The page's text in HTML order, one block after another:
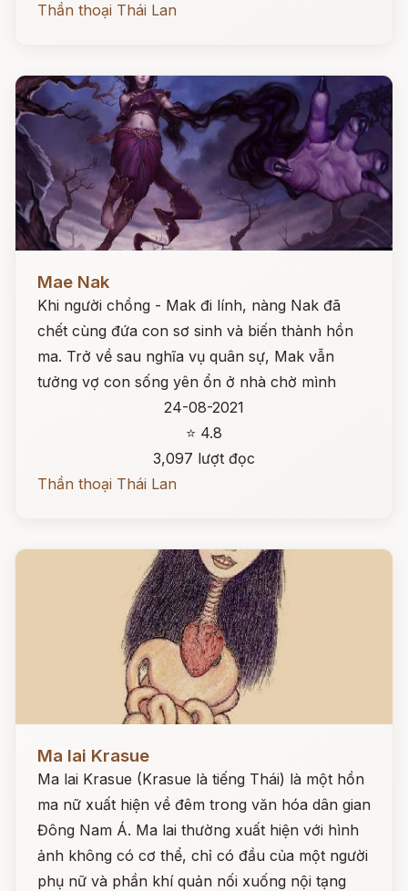
Thần thoại Thái Lan
Mae Nak
Khi người chồng - Mak đi lính, nàng Nak đã
chết cùng đứa con sơ sinh và biến thành hồn
ma. Trở về sau nghĩa vụ quân sự, Mak vẫn
tưởng vợ con sống yên ổn ở nhà chờ mình
24-08-2021
⭐ 4.8
3,097 lượt đọc
Thần thoại Thái Lan
Ma lai Krasue
Ma lai Krasue (Krasue là tiếng Thái) là một hồn
ma nữ xuất hiện về đêm trong văn hóa dân gian
Đông Nam Á. Ma lai thường xuất hiện với hình
ảnh không có cơ thể, chỉ có đầu của một người
phụ nữ và phần khí quản nối xuống nội tạng